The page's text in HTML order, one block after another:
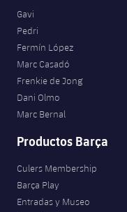
Gavi
Pedri
Fermín López
Marc Casadó
Frenkie de Jong
Dani Olmo
Marc Bernal
Productos Barça
Culers Membership
Barça Play
Entradas y Museo